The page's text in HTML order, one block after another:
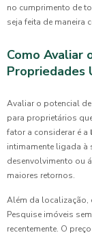
no cumprimento de
seja feita de maneira
Como Avaliar
Propriedades
Avaliar o potencial
para proprietários
fator a considerar é a
intimamente ligada à
desenvolvimento ou
maiores retornos.
Além da localização,
Pesquise imóveis
recentemente. O